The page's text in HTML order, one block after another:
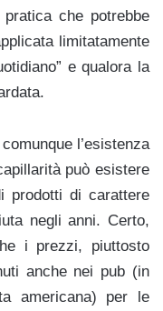
che potrebbe
limitatamente
e qualora la
l’esistenza
può esistere
prodotti di carattere
negli anni. Certo,
i prezzi, piuttosto
anche nei pub (in
americana) per le